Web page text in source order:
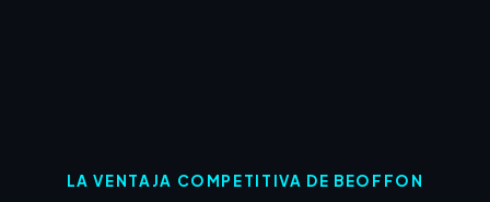
LA VENTAJA COMPETITIVA DE BEOFFON